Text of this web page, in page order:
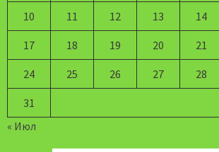
10 11 12 13 14
17 18 19 20 21
24 25 26 27 28
31
« Июл